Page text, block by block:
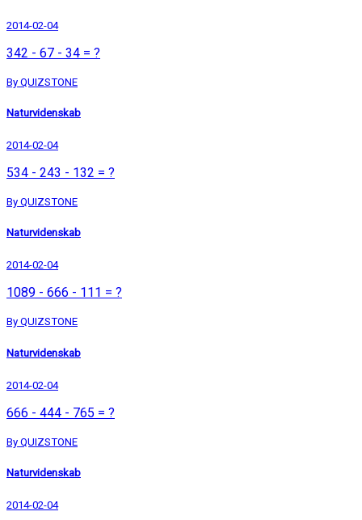
2014-02-04
342 - 67 - 34 = ?
By QUIZSTONE
Naturvidenskab
2014-02-04
534 - 243 - 132 = ?
By QUIZSTONE
Naturvidenskab
2014-02-04
1089 - 666 - 111 = ?
By QUIZSTONE
Naturvidenskab
2014-02-04
666 - 444 - 765 = ?
By QUIZSTONE
Naturvidenskab
2014-02-04